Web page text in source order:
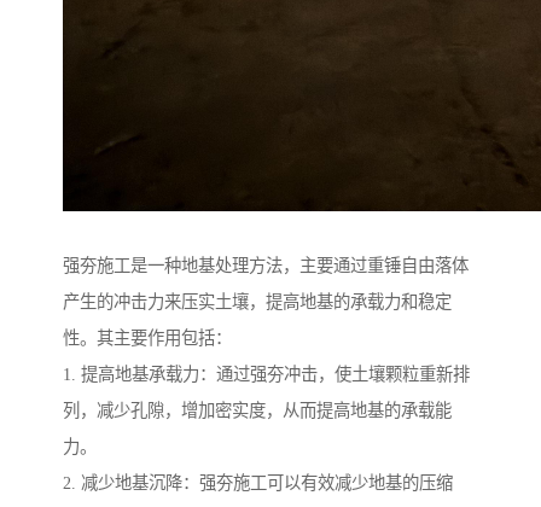
强夯施工是一种地基处理方法，主要通过重锤自由落体
产生的冲击力来压实土壤，提高地基的承载力和稳定
性。其主要作用包括：
1. 提高地基承载力：通过强夯冲击，使土壤颗粒重新排
列，减少孔隙，增加密实度，从而提高地基的承载能
力。
2. 减少地基沉降：强夯施工可以有效减少地基的压缩